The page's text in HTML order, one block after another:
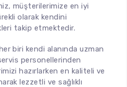
müşterilerimize en iyi
olarak kendini
takip etmektedir.
biri kendi alanında uzman
personellerinden
hazırlarken en kaliteli ve
lezzetli ve sağlıklı